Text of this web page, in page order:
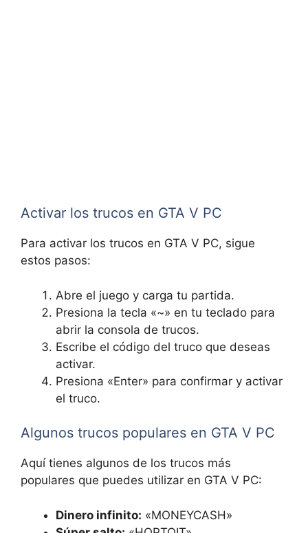
Activar los trucos en GTA V PC
Para activar los trucos en GTA V PC, sigue
estos pasos:
Abre el juego y carga tu partida.
Presiona la tecla «~» en tu teclado para
abrir la consola de trucos.
Escribe el código del truco que deseas
activar.
Presiona «Enter» para confirmar y activar
el truco.
Algunos trucos populares en GTA V PC
Aquí tienes algunos de los trucos más
populares que puedes utilizar en GTA V PC:
Dinero infinito: «MONEYCASH»